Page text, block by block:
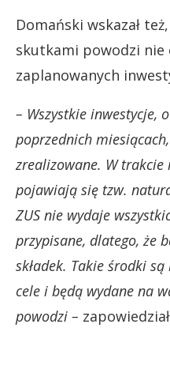
Domański wskazał
skutkami powodzi nie
zaplanowanych
– Wszystkie inwestycje,
poprzednich
zrealizowane. W
pojawiają się tzw.
ZUS nie wydaje
przypisane, dlatego, że
składek. Takie środki
cele i będą wydane na
powodzi –